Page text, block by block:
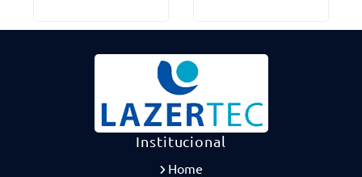
Institucional
Home